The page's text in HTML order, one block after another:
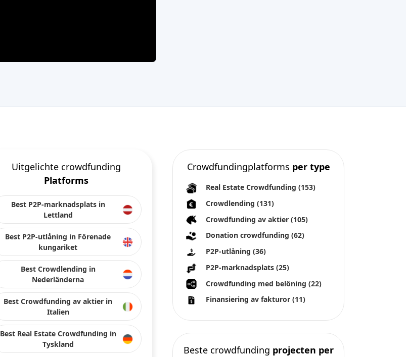
Uitgelichte crowdfunding
Platforms
Best P2P-marknadsplats in
Lettland
Best P2P-utlåning in Förenade
kungariket
Best Crowdlending in
Nederländerna
Best Crowdfunding av aktier in
Italien
Best Real Estate Crowdfunding in
Tyskland
Crowdfundingplatforms per type
Real Estate Crowdfunding (153)
Crowdlending (131)
Crowdfunding av aktier (105)
Donation crowdfunding (62)
P2P-utlåning (36)
P2P-marknadsplats (25)
Crowdfunding med belöning (22)
Finansiering av fakturor (11)
Beste crowdfunding projecten per